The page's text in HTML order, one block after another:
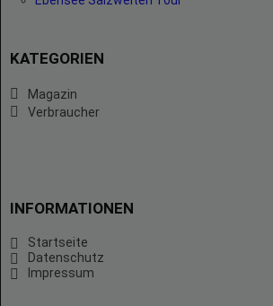
KATEGORIEN
Magazin
Verbraucher
INFORMATIONEN
Startseite
Datenschutz
Impressum